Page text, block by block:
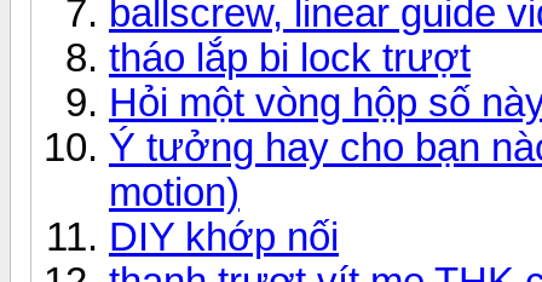
ballscrew, linear guide
tháo lắp bi lock trượt
Hỏi một vòng hộp số
Ý tưởng hay cho bạn
motion)
DIY khớp nối